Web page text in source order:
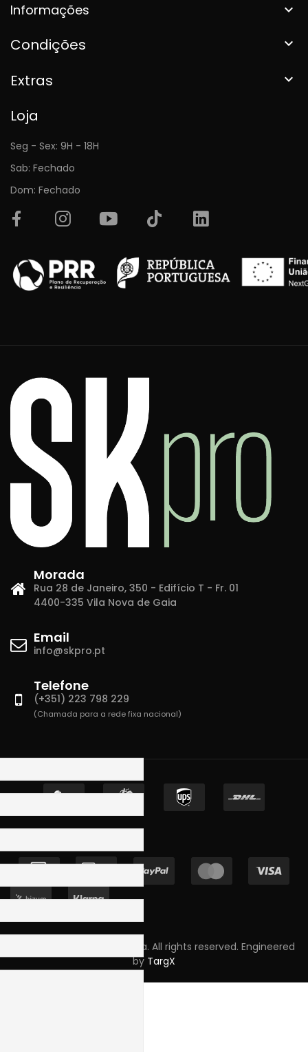
Informações 
Condições 
Extras 
Loja
Seg - Sex: 9H - 18H
Sab: Fechado
Dom: Fechado
Morada
Rua 28 de Janeiro, 350 - Edifício T - Fr. 01
4400-335 Vila Nova de Gaia
Email
info@skpro.pt
Telefone
(+351) 223 798 229
(Chamada para a rede fixa nacional)
Copyright © 2023 Skpro, Lda. All rights reserved. Engineered
by TargX